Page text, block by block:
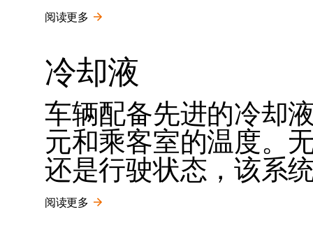
阅读更多
冷却液
车辆配备先进的冷却
元和乘客室的温度。
还是行驶状态，该系
阅读更多